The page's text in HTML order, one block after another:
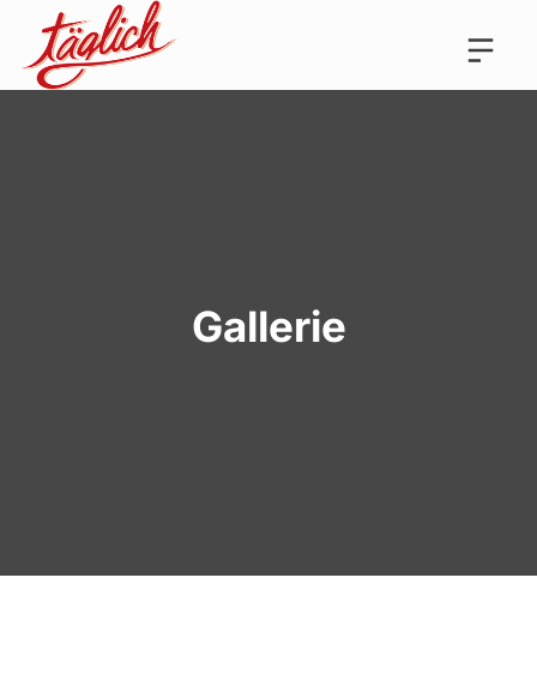
Gallerie